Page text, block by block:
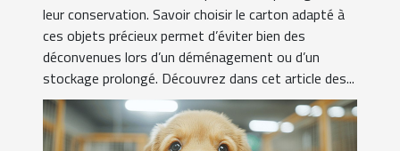
leur conservation. Savoir choisir le carton adapté à
ces objets précieux permet d’éviter bien des
déconvenues lors d’un déménagement ou d’un
stockage prolongé. Découvrez dans cet article des...